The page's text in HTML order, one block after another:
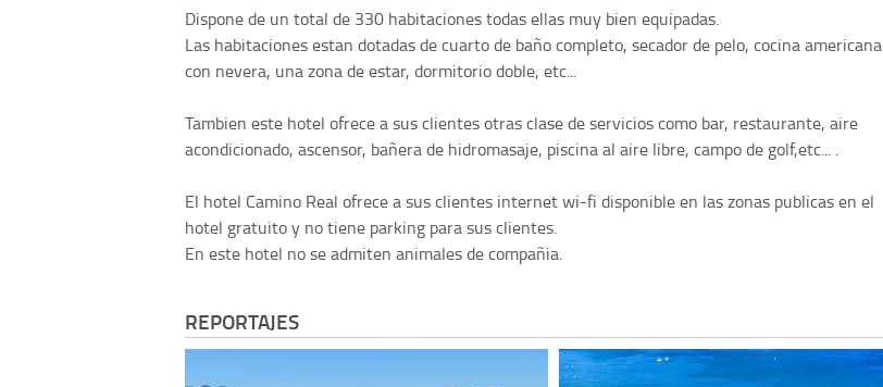
Dispone de un total de 330 habitaciones todas ellas muy bien equipadas.
Las habitaciones estan dotadas de cuarto de baño completo, secador de pelo, cocina americana
con nevera, una zona de estar, dormitorio doble, etc...
Tambien este hotel ofrece a sus clientes otras clase de servicios como bar, restaurante, aire
acondicionado, ascensor, bañera de hidromasaje, piscina al aire libre, campo de golf,etc... .
El hotel Camino Real ofrece a sus clientes internet wi-fi disponible en las zonas publicas en el
hotel gratuito y no tiene parking para sus clientes.
En este hotel no se admiten animales de compañia.
REPORTAJES